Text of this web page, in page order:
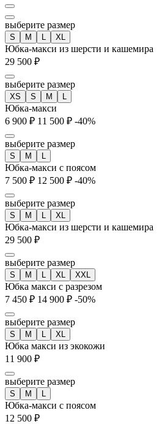
выберите размер
S M L XL
Юбка-макси из шерсти и кашемира
29 500 ₽
выберите размер
XS S M L
Юбка-макси
6 900 ₽ 11 500 ₽ -40%
выберите размер
S M L
Юбка-макси с поясом
7 500 ₽ 12 500 ₽ -40%
выберите размер
S M L XL
Юбка-макси из шерсти и кашемира
29 500 ₽
выберите размер
S M L XL XXL
Юбка макси с разрезом
7 450 ₽ 14 900 ₽ -50%
выберите размер
S M L XL
Юбка макси из экокожи
11 900 ₽
выберите размер
S M L
Юбка-макси с поясом
12 500 ₽